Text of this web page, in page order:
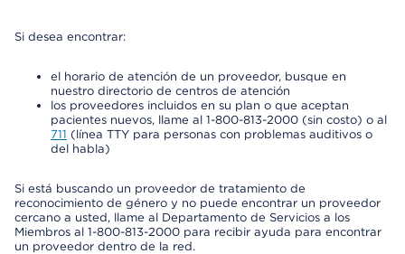
Si desea encontrar:
el horario de atención de un proveedor, busque en
nuestro directorio de centros de atención
los proveedores incluidos en su plan o que aceptan
pacientes nuevos, llame al 1-800-813-2000 (sin costo) o al
711 (línea TTY para personas con problemas auditivos o
del habla)
Si está buscando un proveedor de tratamiento de
reconocimiento de género y no puede encontrar un proveedor
cercano a usted, llame al Departamento de Servicios a los
Miembros al 1-800-813-2000 para recibir ayuda para encontrar
un proveedor dentro de la red.